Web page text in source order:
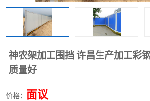
神农架加工围挡 许昌生产加工彩
质量好
价格： 面议